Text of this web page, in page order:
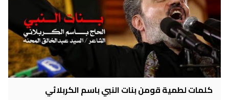
كلمات لطمية قومن بنات النبي باسم الكربلائي